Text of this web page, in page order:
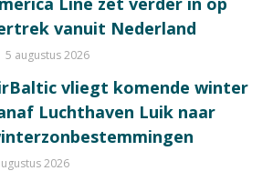
vanuit Nederland
5 augustus 2026
vliegt komende winter
Luchthaven Luik naar
2026